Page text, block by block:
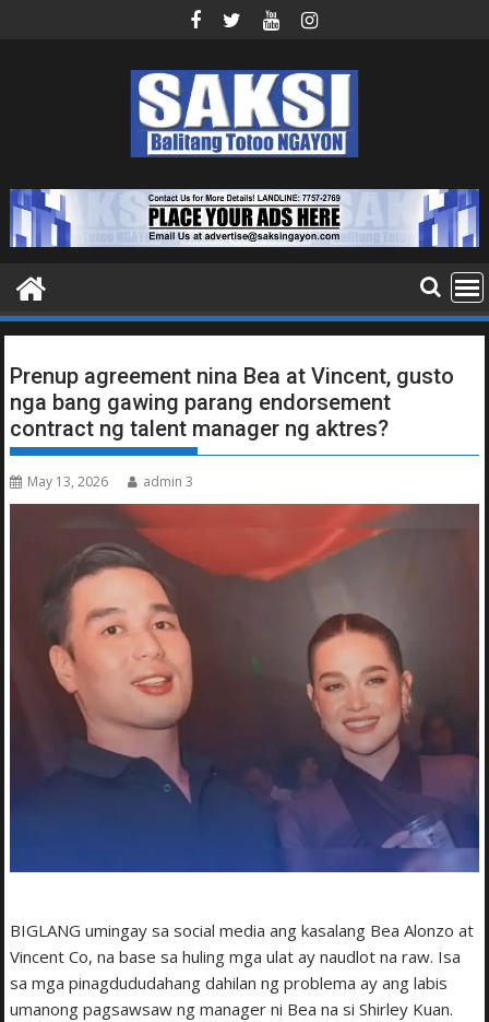
Prenup agreement nina Bea at Vincent, gusto
nga bang gawing parang endorsement
contract ng talent manager ng aktres?
May 13, 2026 admin 3
BIGLANG umingay sa social media ang kasalang Bea Alonzo at
Vincent Co, na base sa huling mga ulat ay naudlot na raw. Isa
sa mga pinagdududahang dahilan ng problema ay ang labis
umanong pagsawsaw ng manager ni Bea na si Shirley Kuan.